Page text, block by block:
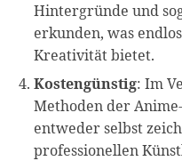
Hintergründe und
erkunden, was
Kreativität bietet.
Kostengünstig: Im
Methoden der
entweder selbst
professionellen